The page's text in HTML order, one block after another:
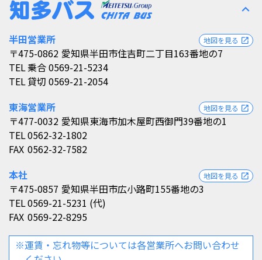
expand_less
半田営業所
〒475-0862 愛知県半田市住吉町二丁目163番地の7
地図を見る open_in_new
TEL乗合 0569-21-5234
TEL貸切 0569-21-2054
東海営業所
〒477-0032 愛知県東海市加木屋町西御門39番地の1
地図を見る open_in_new
TEL0562-32-1802
FAX 0562-32-7582
本社
〒475-0857 愛知県半田市広小路町155番地の3
地図を見る open_in_new
TEL0569-21-5231 (代)
FAX 0569-22-8295
※運賃・忘れ物等については各営業所へお問い合わせ